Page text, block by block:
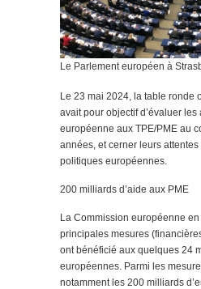
Le Parlement européen à
Le 23 mai 2024, la table ronde
avait pour objectif d’évaluer les
européenne aux TPE/PME au
années, et cerner leurs
politiques européennes.
200 milliards d’aide aux PME
La Commission européenne
principales mesures
ont bénéficié aux quelques 24
européennes. Parmi les
notamment les 200 milliards